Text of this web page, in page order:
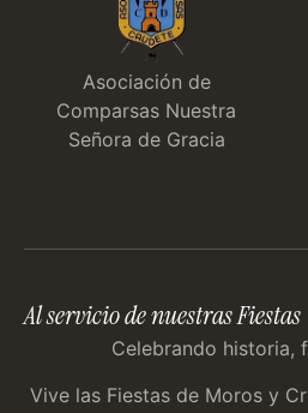
Asociación de
Comparsas Nuestra
Señora de Gracia
Al servicio de nuestras Fiestas
Celebrando historia,
Vive las Fiestas de Moros y